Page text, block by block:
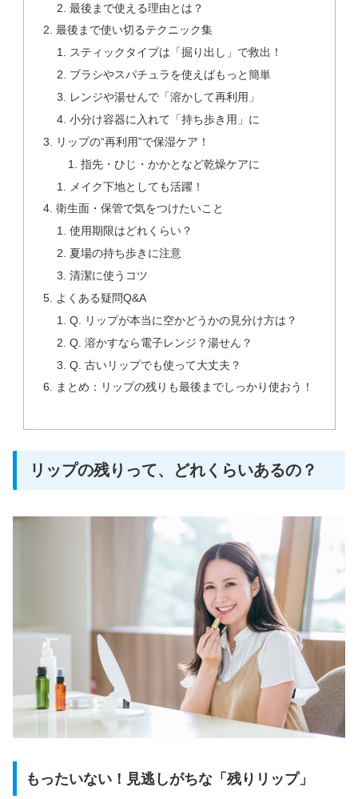
最後まで使える理由とは？
最後まで使い切るテクニック集
スティックタイプは「掘り出し」で救出！
ブラシやスパチュラを使えばもっと簡単
レンジや湯せんで「溶かして再利用」
小分け容器に入れて「持ち歩き用」に
リップの“再利用”で保湿ケア！
指先・ひじ・かかとなど乾燥ケアに
メイク下地としても活躍！
衛生面・保管で気をつけたいこと
使用期限はどれくらい？
夏場の持ち歩きに注意
清潔に使うコツ
よくある疑問Q&A
Q. リップが本当に空かどうかの見分け方は？
Q. 溶かすなら電子レンジ？湯せん？
Q. 古いリップでも使って大丈夫？
まとめ：リップの残りも最後までしっかり使おう！
リップの残りって、どれくらいあるの？
もったいない！見逃しがちな「残りリップ」